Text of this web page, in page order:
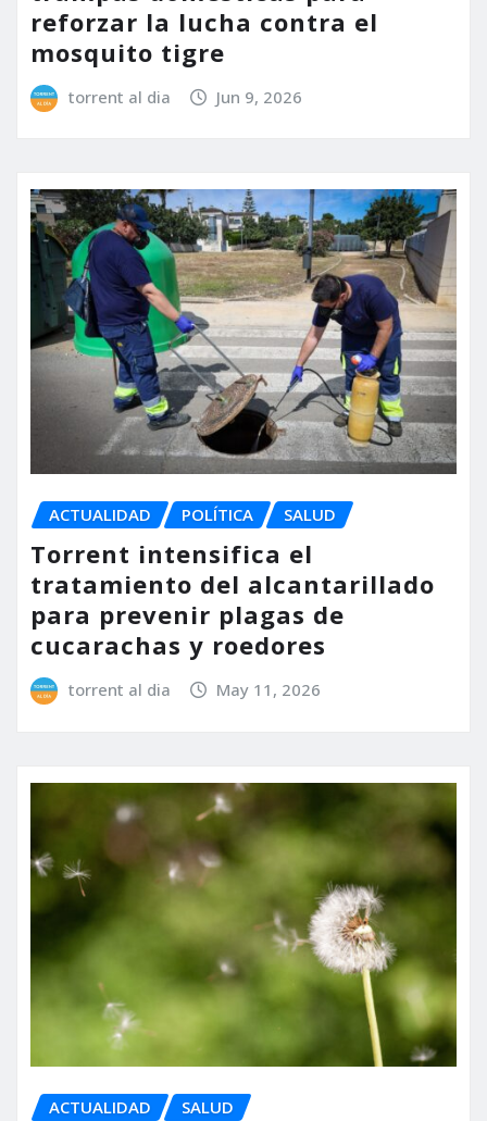
reforzar la lucha contra el
mosquito tigre
torrent al dia Jun 9, 2026
ACTUALIDAD POLÍTICA SALUD
Torrent intensifica el
tratamiento del alcantarillado
para prevenir plagas de
cucarachas y roedores
torrent al dia May 11, 2026
ACTUALIDAD SALUD